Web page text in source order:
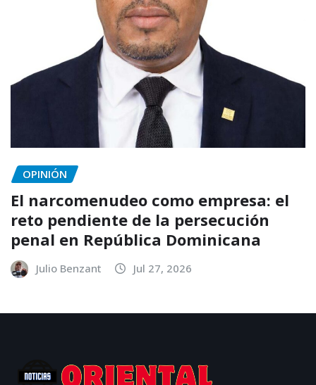
OPINIÓN
El narcomenudeo como empresa: el
reto pendiente de la persecución
penal en República Dominicana
Julio Benzant Jul 27, 2026